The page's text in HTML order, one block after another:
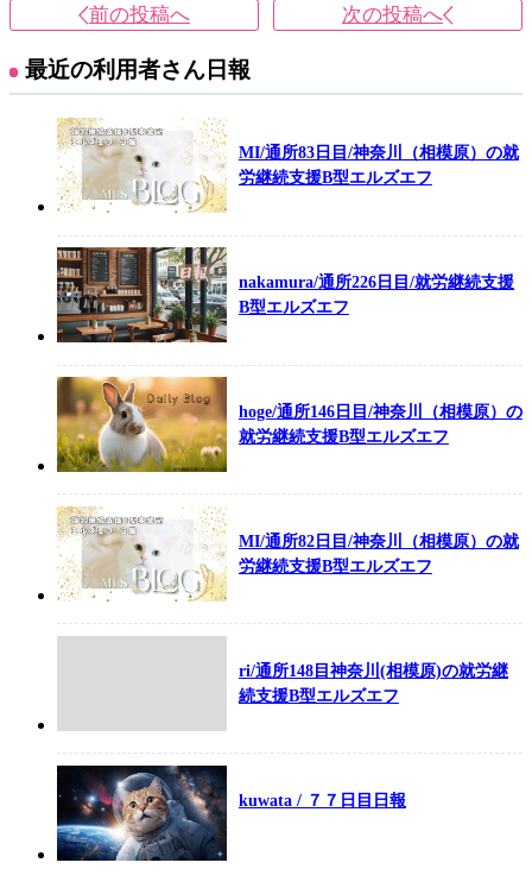
前の投稿へ 次の投稿へ
最近の利用者さん日報
MI/通所83日目/神奈川（相模原）の就
労継続支援B型エルズエフ
nakamura/通所226日目/就労継続支援
B型エルズエフ
hoge/通所146日目/神奈川（相模原）の
就労継続支援B型エルズエフ
MI/通所82日目/神奈川（相模原）の就
労継続支援B型エルズエフ
ri/通所148目神奈川(相模原)の就労継
続支援B型エルズエフ
kuwata / ７７日目日報